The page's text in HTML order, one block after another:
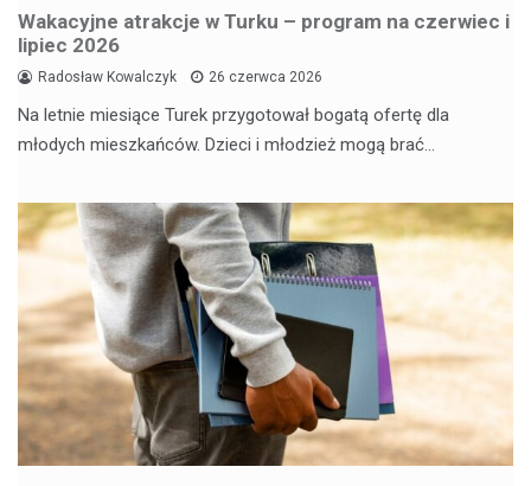
Wakacyjne atrakcje w Turku – program na czerwiec i
lipiec 2026
Radosław Kowalczyk 26 czerwca 2026
Na letnie miesiące Turek przygotował bogatą ofertę dla
młodych mieszkańców. Dzieci i młodzież mogą brać…